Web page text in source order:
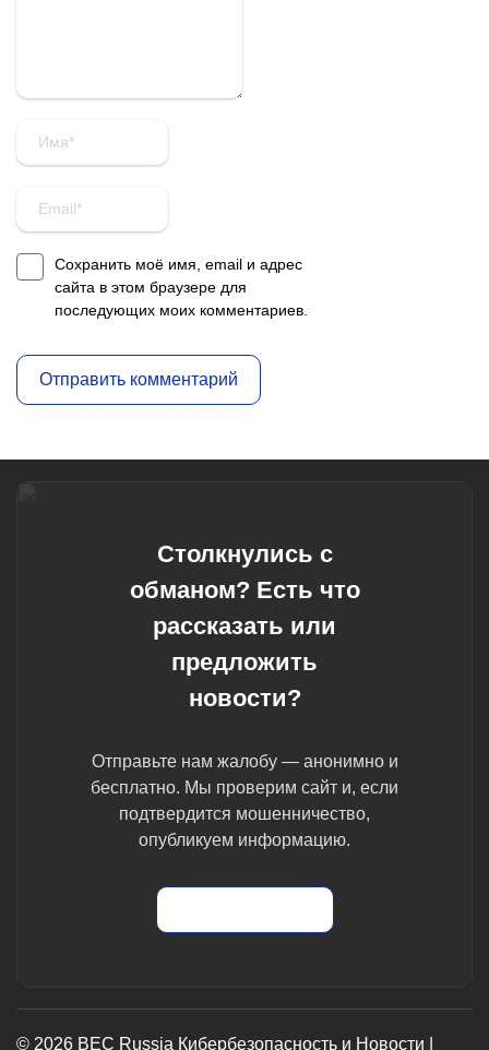
Сохранить моё имя, email и адрес
сайта в этом браузере для
последующих моих комментариев.
Столкнулись с
обманом? Есть что
рассказать или
предложить
новости?
Отправьте нам жалобу — анонимно и
бесплатно. Мы проверим сайт и, если
подтвердится мошенничество,
опубликуем информацию.
© 2026 BEC Russia Кибербезопасность и Новости |